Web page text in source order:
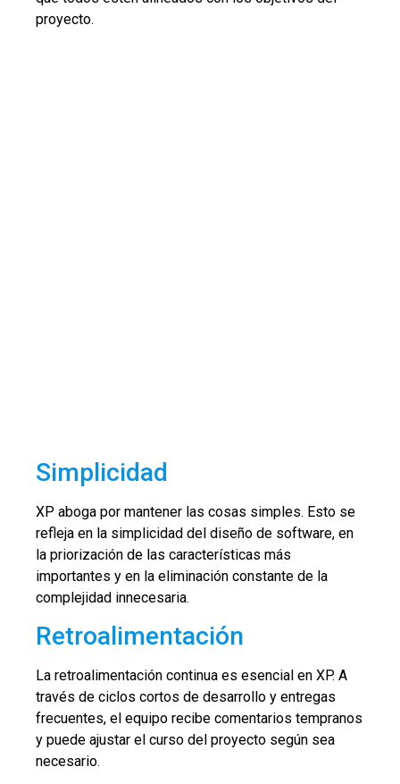
proyecto.
Simplicidad
XP aboga por mantener las cosas simples. Esto se
refleja en la simplicidad del diseño de software, en
la priorización de las características más
importantes y en la eliminación constante de la
complejidad innecesaria.
Retroalimentación
La retroalimentación continua es esencial en XP. A
través de ciclos cortos de desarrollo y entregas
frecuentes, el equipo recibe comentarios tempranos
y puede ajustar el curso del proyecto según sea
necesario.